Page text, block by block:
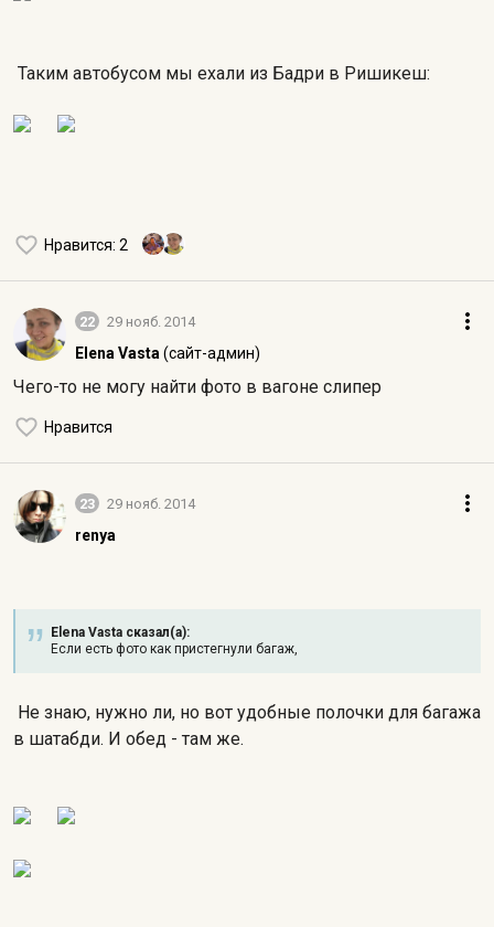
Таким автобусом мы ехали из Бадри в Ришикеш:
Нравится: 2
22 29 нояб. 2014
Elena Vasta (сайт-админ)
Чего-то не могу найти фото в вагоне слипер
Нравится
23 29 нояб. 2014
renya
Elena Vasta сказал(а):
Если есть фото как пристегнули багаж,
Не знаю, нужно ли, но вот удобные полочки для багажа
в шатабди. И обед - там же.